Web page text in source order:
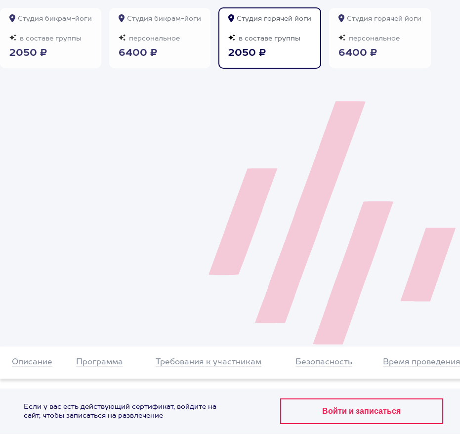
Студия бикрам-йоги
в составе группы
2050 ₽
Студия бикрам-йоги
персональное
6400 ₽
Студия горячей йоги
в составе группы
2050 ₽
Студия горячей йоги
персональное
6400 ₽
Описание Программа Требования к участникам Безопасность Время проведения
Если у вас есть действующий сертификат, войдите на
сайт, чтобы записаться на развлечение